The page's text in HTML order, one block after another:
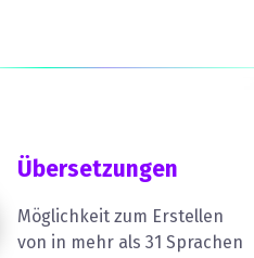
Übersetzungen
Möglichkeit zum Erstellen
von in mehr als 31 Sprachen